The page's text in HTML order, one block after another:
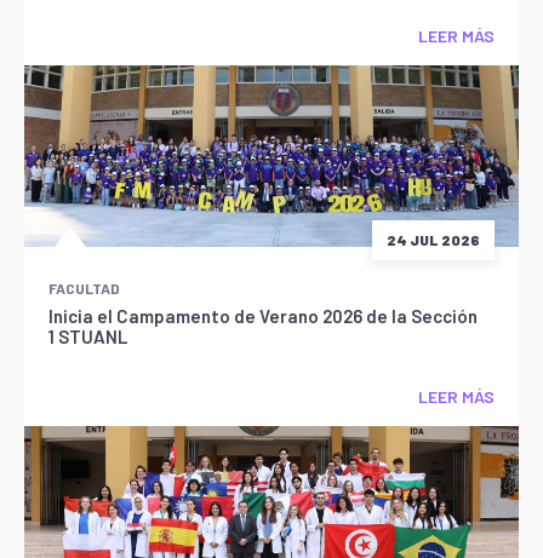
LEER MÁS
24 JUL 2026
FACULTAD
Inicia el Campamento de Verano 2026 de la Sección
1 STUANL
LEER MÁS